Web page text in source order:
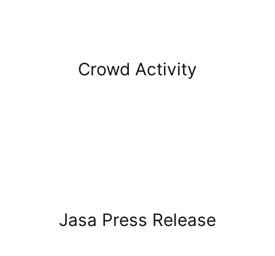
Crowd Activity
Jasa Press Release